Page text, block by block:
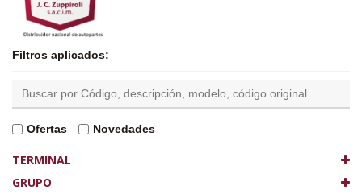
Filtros aplicados:
Ofertas Novedades
TERMINAL
GRUPO